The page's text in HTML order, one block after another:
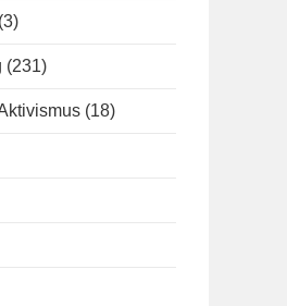
(3)
(231)
(18)